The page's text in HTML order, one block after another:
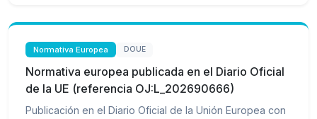
Normativa Europea DOUE
Normativa europea publicada en el Diario Oficial
de la UE (referencia OJ:L_202690666)
Publicación en el Diario Oficial de la Unión Europea con